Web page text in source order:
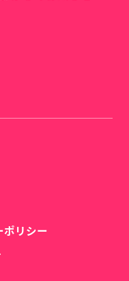
ポリシー